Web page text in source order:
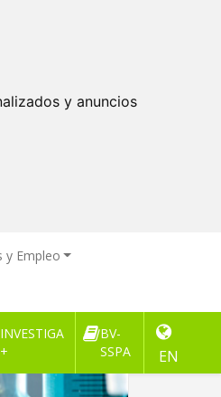
y anuncios
y Empleo
INVESTIGA
+
BV-
SSPA
EN